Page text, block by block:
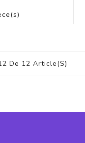
De 12 Article(s)